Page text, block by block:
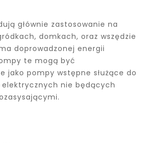
głównie zastosowanie na
domkach, oraz wszędzie
doprowadzonej energii
te mogą być
jako pompy wstępne służące do
nie będących